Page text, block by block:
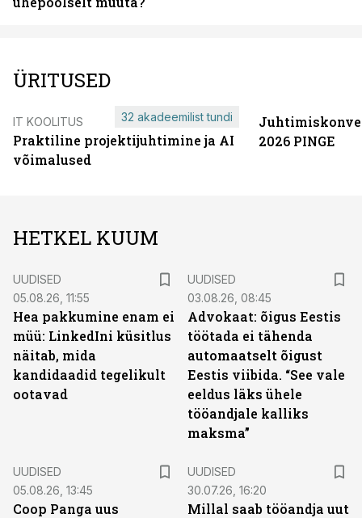
ÜRITUSED
IT KOOLITUS
Praktiline projektijuhtimine ja AI
võimalused
32 akadeemilist tundi
2026 PINGE
HETKEL KUUM
UUDISED
05.08.26, 11:55
Hea pakkumine enam ei
müü: LinkedIni küsitlus
näitab, mida
kandidaadid tegelikult
ootavad
UUDISED
03.08.26, 08:45
Advokaat: õigus Eestis
töötada ei tähenda
automaatselt õigust
Eestis viibida. “See vale
eeldus läks ühele
tööandjale kalliks
maksma”
UUDISED
05.08.26, 13:45
Coop Panga uus
UUDISED
30.07.26, 16:20
Millal saab tööandja uut